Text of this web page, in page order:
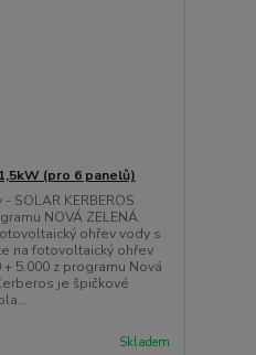
(pro 6 panelů)
SOLAR KERBEROS
NOVÁ ZELENÁ
ohřev vody s
na fotovoltaický ohřev
5.000 z programu Nová
je špičkové
Skladem